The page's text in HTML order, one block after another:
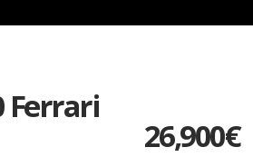
Ferrari
26,900€